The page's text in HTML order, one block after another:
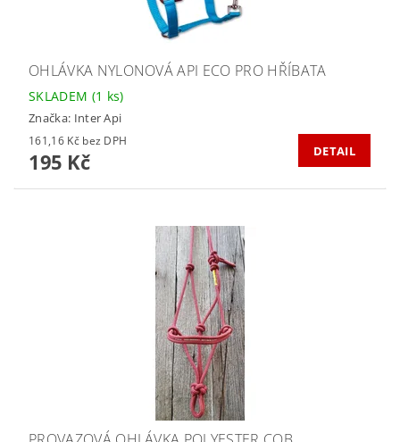
OHLÁVKA NYLONOVÁ API ECO PRO HŘÍBATA
SKLADEM (1 ks)
Značka: Inter Api
161,16 Kč bez DPH
195 Kč DETAIL